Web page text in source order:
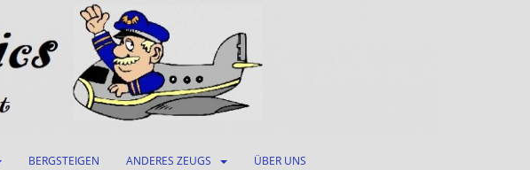
BERGSTEIGEN ANDERES ZEUGS ÜBER UNS